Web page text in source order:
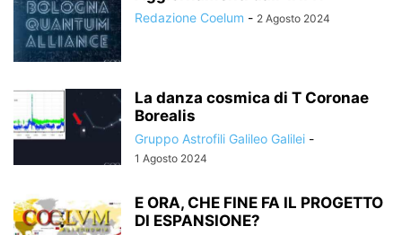
Redazione Coelum - 2 Agosto 2024
La danza cosmica di T Coronae
Borealis
Gruppo Astrofili Galileo Galilei -
1 Agosto 2024
E ORA, CHE FINE FA IL PROGETTO
DI ESPANSIONE?